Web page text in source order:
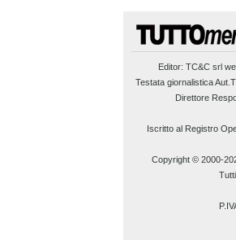
Editor: TC&C srl
Testata giornalistica
Direttore
Iscritto al Registro
Copyright © 2000-